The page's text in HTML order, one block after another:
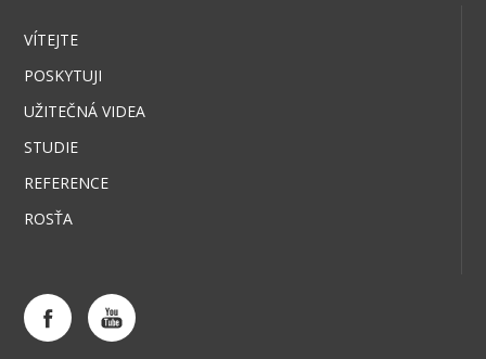
VÍTEJTE
POSKYTUJI
UŽITEČNÁ VIDEA
STUDIE
REFERENCE
ROSŤA